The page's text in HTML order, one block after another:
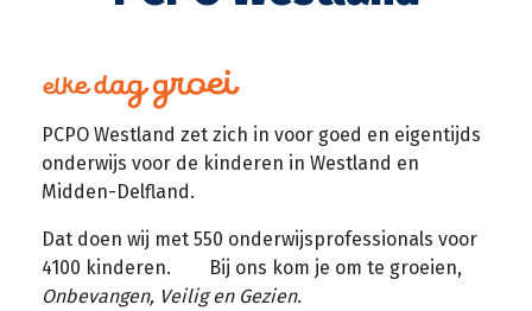
PCPO Westland zet zich in voor goed en eigentijds
onderwijs voor de kinderen in Westland en
Midden-Delfland.
Dat doen wij met 550 onderwijsprofessionals voor
4100 kinderen. Bij ons kom je om te groeien,
Onbevangen, Veilig en Gezien.